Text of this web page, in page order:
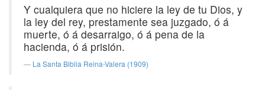
Y cualquiera que no hiciere la ley de tu Dios, y
la ley del rey, prestamente sea juzgado, ó á
muerte, ó á desarraigo, ó á pena de la
hacienda, ó á prisión.
La Santa Biblia Reina-Valera (1909)